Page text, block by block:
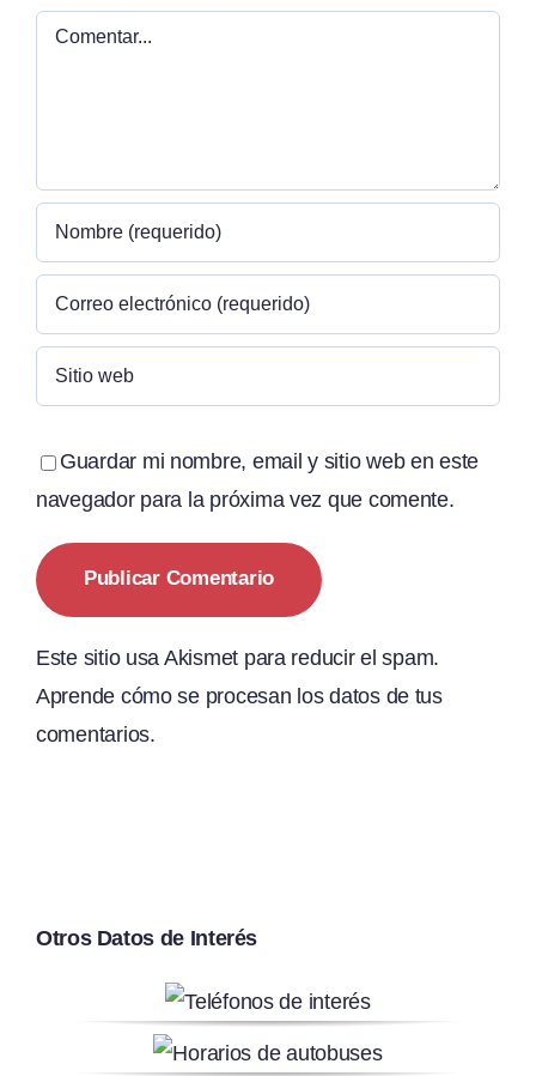
Comentar
Guardar mi nombre, email y sitio web en este
navegador para la próxima vez que comente.
Este sitio usa Akismet para reducir el spam.
Aprende cómo se procesan los datos de tus
comentarios.
Otros Datos de Interés